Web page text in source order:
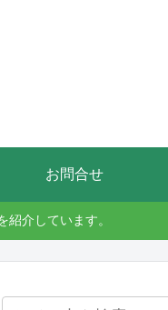
お問合せ
介しています。